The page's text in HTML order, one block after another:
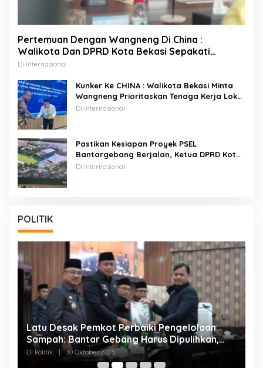
Pertemuan Dengan Wangneng Di China :
Walikota Dan DPRD Kota Bekasi Sepakati
Percepatan Pembangunan PSEL
Di Internasional
Kunker Ke CHINA : Walikota Bekasi Minta
Wangneng Prioritaskan Tenaga Kerja Lokal
Pada Proyek PSEL
Di Internasional
Pastikan Kesiapan Proyek PSEL
Bantargebang Berjalan, Ketua DPRD Kota
Bekasi Dan Rombongan Walikota Bekasi
Di Internasional
POLITIK
Latu Desak Pemkot Perbaiki Pengelolaan
Sampah: Bantar Gebang Harus Dipulihkan,
Bukan Dikorbankan!
Di Politik 30 Oktober 2025